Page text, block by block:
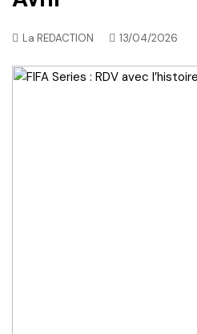
La REDACTION 13/04/2026